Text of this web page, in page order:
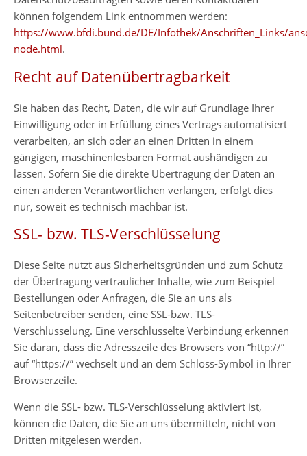
können folgendem Link entnommen werden:
https://www.bfdi.bund.de/DE/Infothek/Anschriften_Links/
node.html.
Recht auf Datenübertragbarkeit
Sie haben das Recht, Daten, die wir auf Grundlage Ihrer
Einwilligung oder in Erfüllung eines Vertrags automatisiert
verarbeiten, an sich oder an einen Dritten in einem
gängigen, maschinenlesbaren Format aushändigen zu
lassen. Sofern Sie die direkte Übertragung der Daten an
einen anderen Verantwortlichen verlangen, erfolgt dies
nur, soweit es technisch machbar ist.
SSL- bzw. TLS-Verschlüsselung
Diese Seite nutzt aus Sicherheitsgründen und zum Schutz
der Übertragung vertraulicher Inhalte, wie zum Beispiel
Bestellungen oder Anfragen, die Sie an uns als
Seitenbetreiber senden, eine SSL-bzw. TLS-
Verschlüsselung. Eine verschlüsselte Verbindung erkennen
Sie daran, dass die Adresszeile des Browsers von “http://”
auf “https://” wechselt und an dem Schloss-Symbol in Ihrer
Browserzeile.
Wenn die SSL- bzw. TLS-Verschlüsselung aktiviert ist,
können die Daten, die Sie an uns übermitteln, nicht von
Dritten mitgelesen werden.